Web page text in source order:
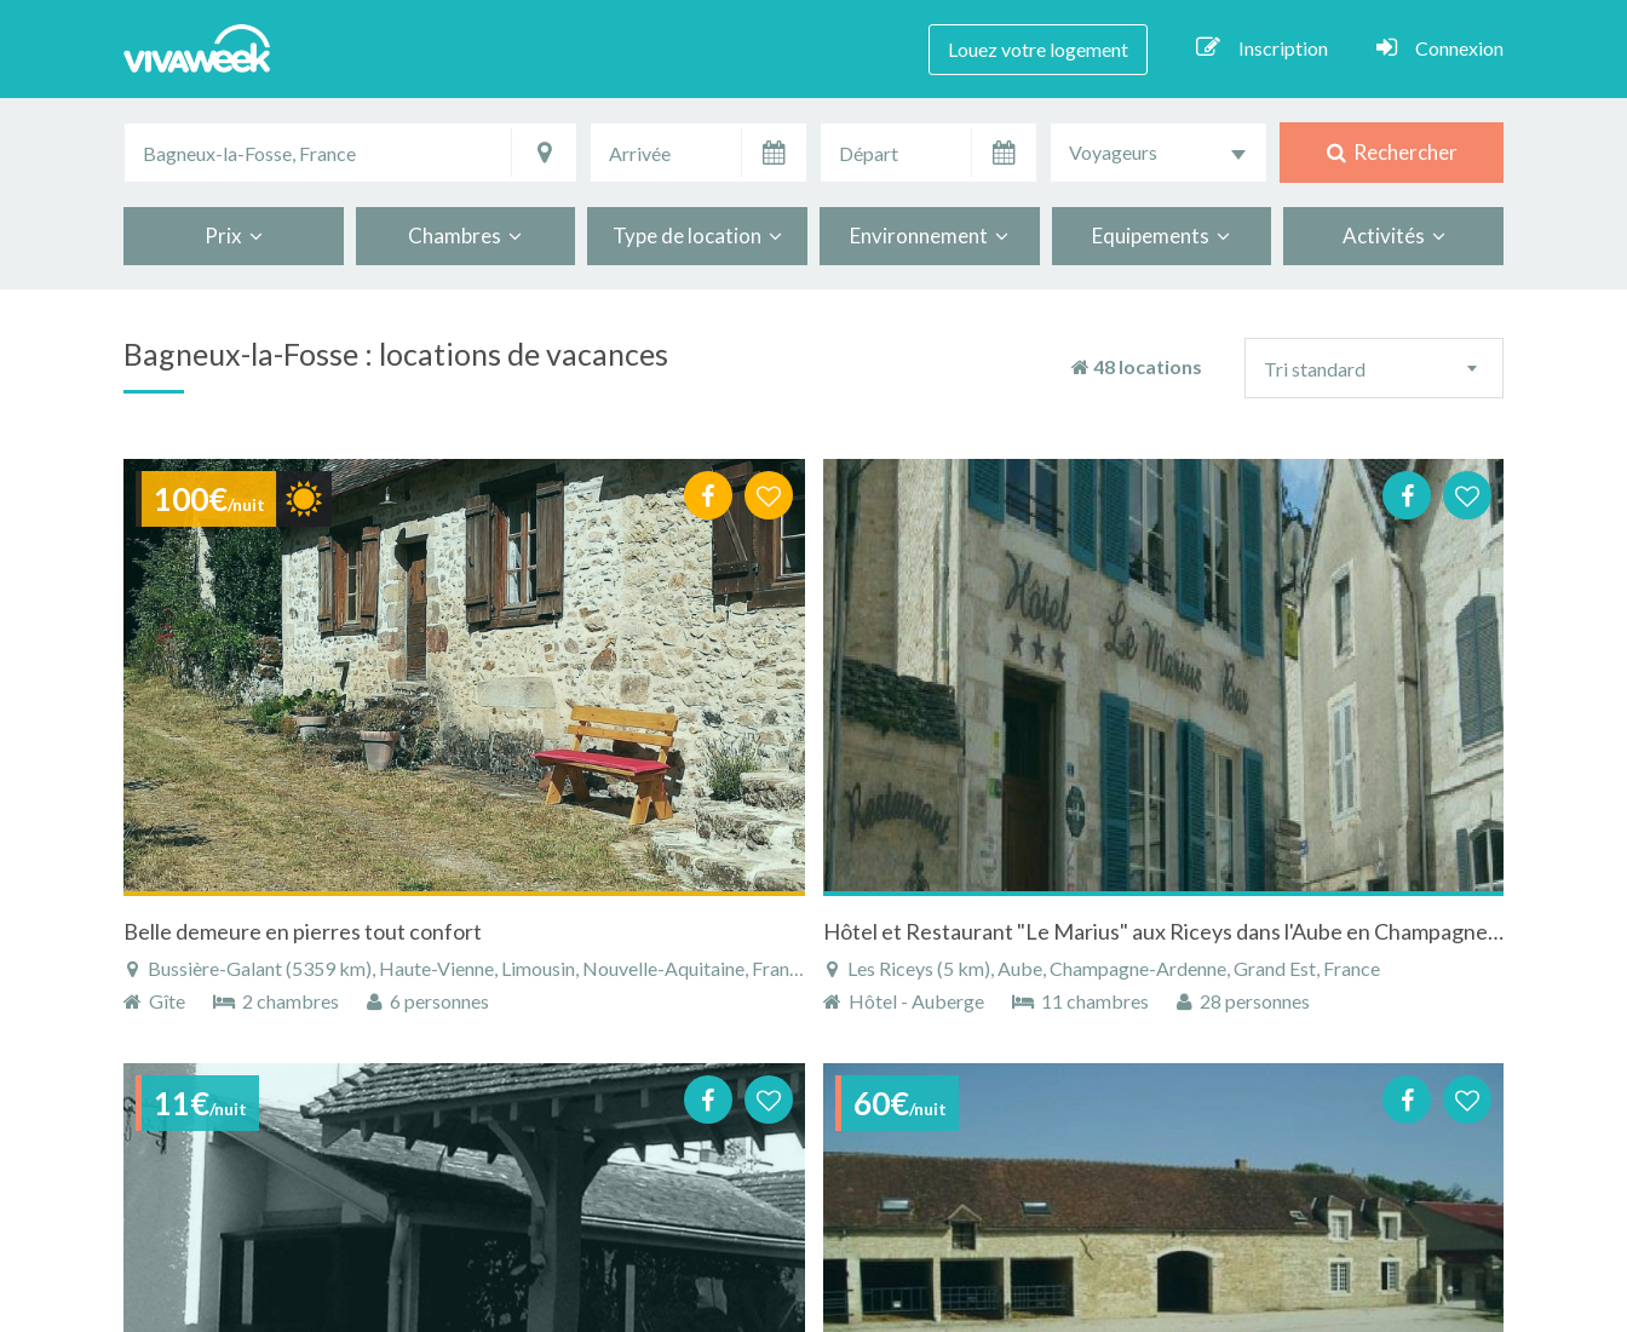
Louez votre logement Inscription Connexion
Voyageurs Rechercher
Prix Chambres Type de location Environnement Equipements Activités
Bagneux-la-Fosse : locations de vacances 48 locations
tri
Tri standard
100€/nuit
Belle demeure en pierres tout confort
Bussière-Galant (5359 km), Haute-Vienne, Limousin, Nouvelle-Aquitaine, France
Gîte
2 chambres 6 personnes
Hôtel et Restaurant "Le Marius" aux Riceys dans l'Aube en Champagne-Ardenne
Les Riceys (5 km), Aube, Champagne-Ardenne, Grand Est, France
Hôtel - Auberge
11 chambres 28 personnes
11€/nuit 60€/nuit